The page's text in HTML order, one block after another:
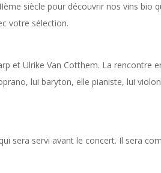
siècle pour découvrir nos vins bio
votre sélection.
et Ulrike Van Cotthem. La rencontre
lui baryton, elle pianiste, lui
sera servi avant le concert. Il sera